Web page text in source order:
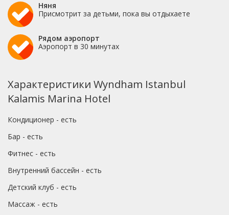
Няня
Присмотрит за детьми, пока вы отдыхаете
Рядом аэропорт
Аэропорт в 30 минутах
Характеристики Wyndham Istanbul
Kalamis Marina Hotel
Кондиционер - есть
Бар - есть
Фитнес - есть
Внутренний бассейн - есть
Детский клуб - есть
Массаж - есть